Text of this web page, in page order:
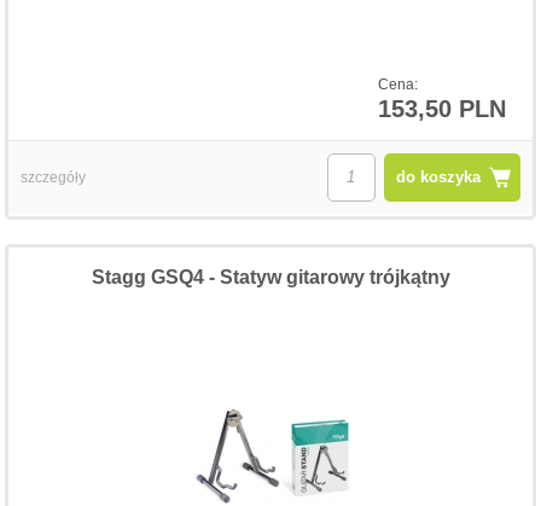
Cena:
153,50 PLN
do koszyka
szczegóły
Stagg GSQ4 - Statyw gitarowy trójkątny